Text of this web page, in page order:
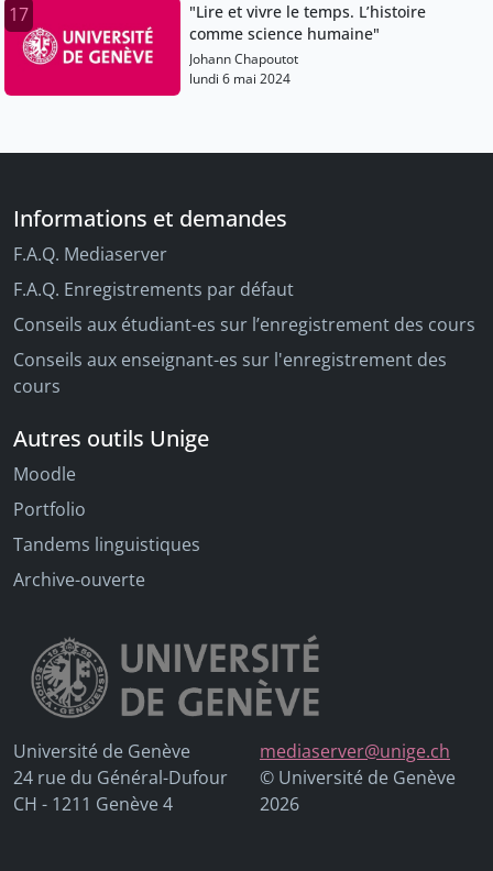
17
"Lire et vivre le temps. L’histoire
comme science humaine"
Johann Chapoutot
lundi 6 mai 2024
Informations et demandes
F.A.Q. Mediaserver
F.A.Q. Enregistrements par défaut
Conseils aux étudiant-es sur l’enregistrement des cours
Conseils aux enseignant-es sur l'enregistrement des
cours
Autres outils Unige
Moodle
Portfolio
Tandems linguistiques
Archive-ouverte
Université de Genève
24 rue du Général-Dufour
CH - 1211 Genève 4
mediaserver@unige.ch
© Université de Genève
2026